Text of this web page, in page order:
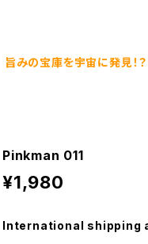
旨みの宝庫を宇宙に発見！？
Pinkman 011
¥1,980
International shipping